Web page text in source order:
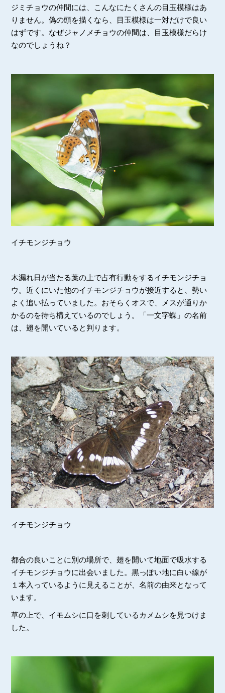
ジミチョウの仲間には、こんなにたくさんの目玉模様はあ
りません。偽の頭を描くなら、目玉模様は一対だけで良い
はずです。なぜジャノメチョウの仲間は、目玉模様だらけ
なのでしょうね？
イチモンジチョウ
木漏れ日が当たる葉の上で占有行動をするイチモンジチョ
ウ。近くにいた他のイチモンジチョウが接近すると、勢い
よく追い払っていました。おそらくオスで、メスが通りか
かるのを待ち構えているのでしょう。「一文字蝶」の名前
は、翅を開いていると判ります。
イチモンジチョウ
都合の良いことに別の場所で、翅を開いて地面で吸水する
イチモンジチョウに出会いました。黒っぽい地に白い線が
１本入っているように見えることが、名前の由来となって
います。
草の上で、イモムシに口を刺しているカメムシを見つけま
した。